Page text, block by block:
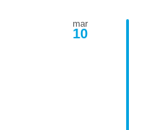
mar
10